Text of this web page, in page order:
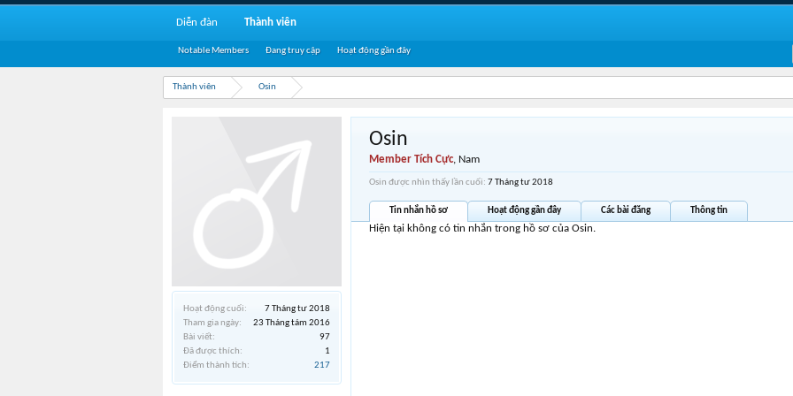
Thành viên Osin
Hoạt động cuối:
7 Tháng tư 2018
Tham gia ngày:
23 Tháng tám 2016
Bài viết:
97
Đã được thích:
1
Điểm thành tích:
217
Osin
Member Tích Cực, Nam
Osin được nhìn thấy lần cuối: 7 Tháng tư 2018
Tin nhắn hồ sơ Hoạt động gần đây Các bài đăng Thông tin
Hiện tại không có tin nhắn trong hồ sơ của Osin.
Diễn đàn Thành viên
Notable Members Đang truy cập Hoạt động gần đây